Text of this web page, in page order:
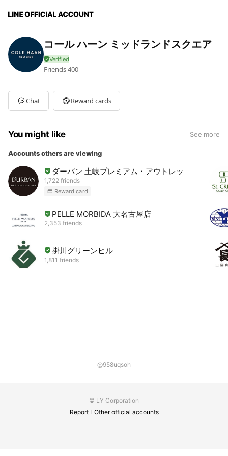
コール ハーン ミッドランドスクエア
Friends400
Chat Reward cards
You might like See more
Accounts others are viewing
ダーバン 土岐プレミアム・アウトレット店
1,722 friends
Reward card
PELLE MORBIDA 大名古屋店
2,353 friends
掛川グリーンヒル
1,811 friends
@958uqsoh
© LY Corporation
Report
Other official accounts